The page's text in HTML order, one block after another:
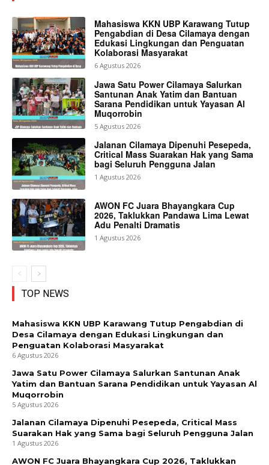
Mahasiswa KKN UBP Karawang Tutup
Pengabdian di Desa Cilamaya dengan
Edukasi Lingkungan dan Penguatan
Kolaborasi Masyarakat
6 Agustus 2026
Jawa Satu Power Cilamaya Salurkan
Santunan Anak Yatim dan Bantuan
Sarana Pendidikan untuk Yayasan Al
Muqorrobin
5 Agustus 2026
Jalanan Cilamaya Dipenuhi Pesepeda,
Critical Mass Suarakan Hak yang Sama
bagi Seluruh Pengguna Jalan
1 Agustus 2026
AWON FC Juara Bhayangkara Cup
2026, Taklukkan Pandawa Lima Lewat
Adu Penalti Dramatis
1 Agustus 2026
TOP NEWS
Mahasiswa KKN UBP Karawang Tutup Pengabdian di
Desa Cilamaya dengan Edukasi Lingkungan dan
Penguatan Kolaborasi Masyarakat
6 Agustus 2026
Jawa Satu Power Cilamaya Salurkan Santunan Anak
Yatim dan Bantuan Sarana Pendidikan untuk Yayasan Al
Muqorrobin
5 Agustus 2026
Jalanan Cilamaya Dipenuhi Pesepeda, Critical Mass
Suarakan Hak yang Sama bagi Seluruh Pengguna Jalan
1 Agustus 2026
AWON FC Juara Bhayangkara Cup 2026, Taklukkan